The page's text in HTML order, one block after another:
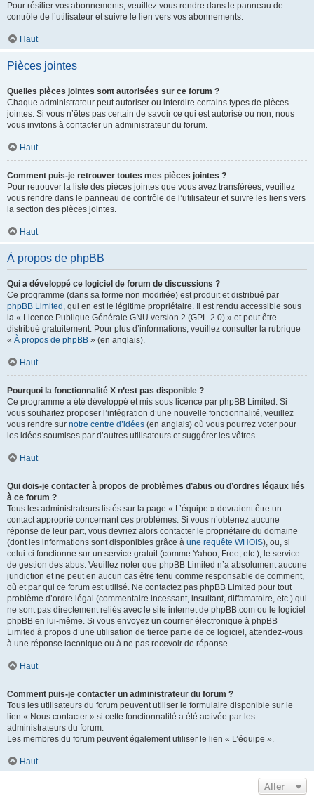
Pour résilier vos abonnements, veuillez vous rendre dans le panneau de
contrôle de l’utilisateur et suivre le lien vers vos abonnements.
Haut
Pièces jointes
Quelles pièces jointes sont autorisées sur ce forum ?
Chaque administrateur peut autoriser ou interdire certains types de pièces
jointes. Si vous n’êtes pas certain de savoir ce qui est autorisé ou non, nous
vous invitons à contacter un administrateur du forum.
Haut
Comment puis-je retrouver toutes mes pièces jointes ?
Pour retrouver la liste des pièces jointes que vous avez transférées, veuillez
vous rendre dans le panneau de contrôle de l’utilisateur et suivre les liens vers
la section des pièces jointes.
Haut
À propos de phpBB
Qui a développé ce logiciel de forum de discussions ?
Ce programme (dans sa forme non modifiée) est produit et distribué par
phpBB Limited , qui en est le légitime propriétaire. Il est rendu accessible sous
la « Licence Publique Générale GNU version 2 (GPL-2.0) » et peut être
distribué gratuitement. Pour plus d’informations, veuillez consulter la rubrique
« À propos de phpBB » (en anglais).
Haut
Pourquoi la fonctionnalité X n’est pas disponible ?
Ce programme a été développé et mis sous licence par phpBB Limited. Si
vous souhaitez proposer l’intégration d’une nouvelle fonctionnalité, veuillez
vous rendre sur notre centre d’idées (en anglais) où vous pourrez voter pour
les idées soumises par d’autres utilisateurs et suggérer les vôtres.
Haut
Qui dois-je contacter à propos de problèmes d’abus ou d’ordres légaux liés
à ce forum ?
Tous les administrateurs listés sur la page « L’équipe » devraient être un
contact approprié concernant ces problèmes. Si vous n’obtenez aucune
réponse de leur part, vous devriez alors contacter le propriétaire du domaine
(dont les informations sont disponibles grâce à une requête WHOIS), ou, si
celui-ci fonctionne sur un service gratuit (comme Yahoo, Free, etc.), le service
de gestion des abus. Veuillez noter que phpBB Limited n’a absolument aucune
juridiction et ne peut en aucun cas être tenu comme responsable de comment,
où et par qui ce forum est utilisé. Ne contactez pas phpBB Limited pour tout
problème d’ordre légal (commentaire incessant, insultant, diffamatoire, etc.) qui
ne sont pas directement reliés avec le site internet de phpBB.com ou le logiciel
phpBB en lui-même. Si vous envoyez un courrier électronique à phpBB
Limited à propos d’une utilisation de tierce partie de ce logiciel, attendez-vous
à une réponse laconique ou à ne pas recevoir de réponse.
Haut
Comment puis-je contacter un administrateur du forum ?
Tous les utilisateurs du forum peuvent utiliser le formulaire disponible sur le
lien « Nous contacter » si cette fonctionnalité a été activée par les
administrateurs du forum.
Les membres du forum peuvent également utiliser le lien « L’équipe ».
Haut
Aller